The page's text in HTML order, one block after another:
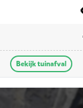
Bekijk tuinafval